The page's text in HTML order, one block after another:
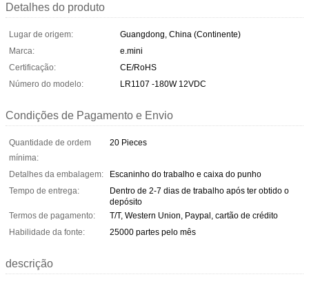
Detalhes do produto
Lugar de origem:
Guangdong, China (Continente)
Marca:
e.mini
Certificação:
CE/RoHS
Número do modelo:
LR1107 -180W 12VDC
Condições de Pagamento e Envio
Quantidade de ordem
mínima:
20 Pieces
Detalhes da embalagem:
Escaninho do trabalho e caixa do punho
Tempo de entrega:
Dentro de 2-7 dias de trabalho após ter obtido o
depósito
Termos de pagamento:
T/T, Western Union, Paypal, cartão de crédito
Habilidade da fonte:
25000 partes pelo mês
descrição